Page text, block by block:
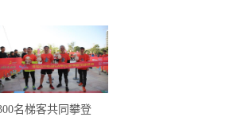
名梯客共同攀登